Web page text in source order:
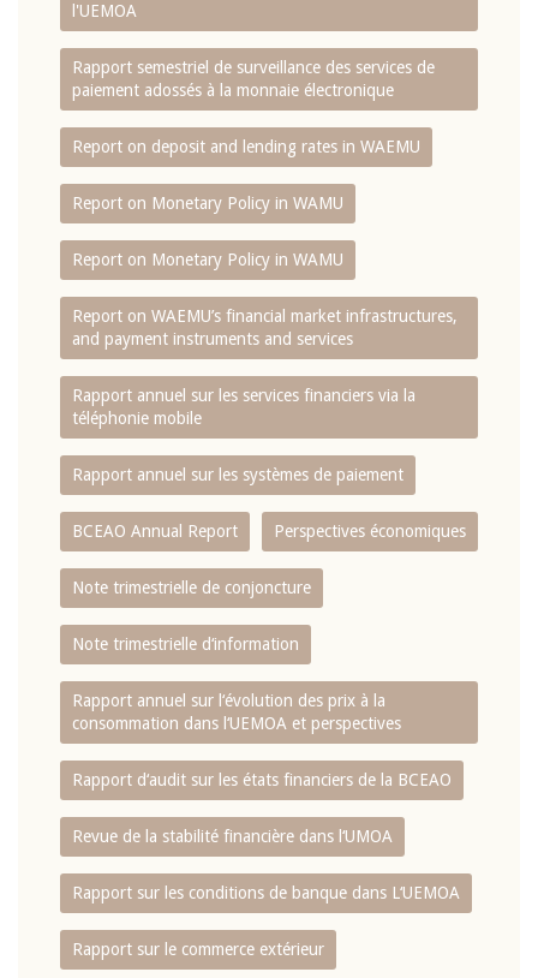
l'UEMOA
Rapport semestriel de surveillance des services de
paiement adossés à la monnaie électronique
Report on deposit and lending rates in WAEMU
Report on Monetary Policy in WAMU
Report on Monetary Policy in WAMU
Report on WAEMU’s financial market infrastructures,
and payment instruments and services
Rapport annuel sur les services financiers via la
téléphonie mobile
Rapport annuel sur les systèmes de paiement
BCEAO Annual Report Perspectives économiques
Note trimestrielle de conjoncture
Note trimestrielle d‘information
Rapport annuel sur l‘évolution des prix à la
consommation dans l‘UEMOA et perspectives
Rapport d‘audit sur les états financiers de la BCEAO
Revue de la stabilité financière dans l‘UMOA
Rapport sur les conditions de banque dans L‘UEMOA
Rapport sur le commerce extérieur